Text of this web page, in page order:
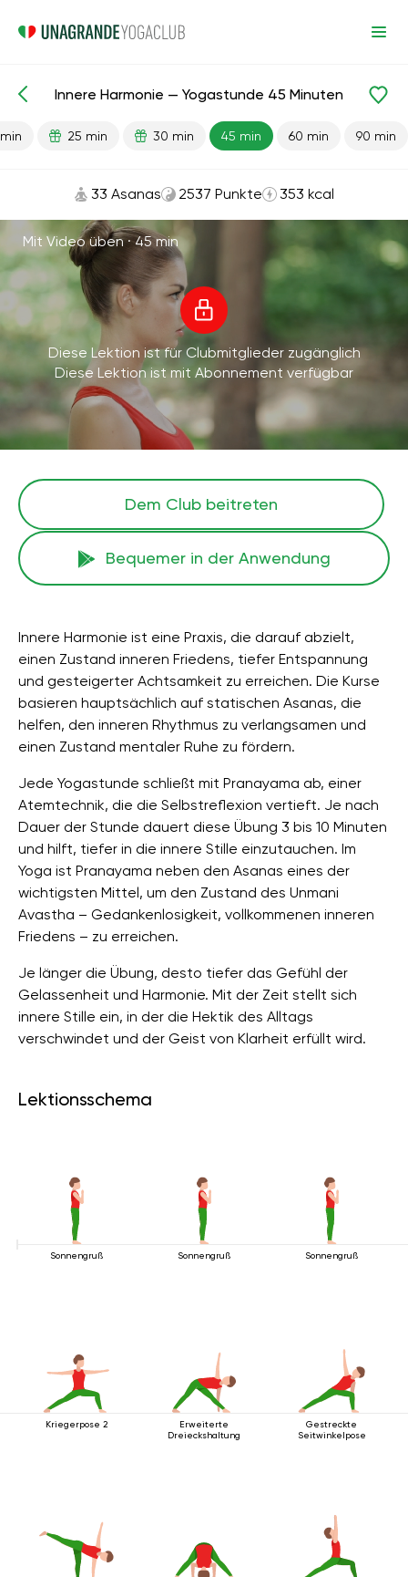
Fertige Lektionen Anti-Stress
Innere Harmonie — Yogastunde 45 Minuten
25 min 30 min 45 min 60 min 90 min
33 Asanas 2537 Punkte 353 kcal
Mit Video üben ·45 min
Diese Lektion ist für Clubmitglieder zugänglich
Diese Lektion ist mit Abonnement verfügbar
Dem Club beitreten
Bequemer in der Anwendung
Innere Harmonie ist eine Praxis, die darauf abzielt,
einen Zustand inneren Friedens, tiefer Entspannung
und gesteigerter Achtsamkeit zu erreichen. Die Kurse
basieren hauptsächlich auf statischen Asanas, die
helfen, den inneren Rhythmus zu verlangsamen und
einen Zustand mentaler Ruhe zu fördern.
Jede Yogastunde schließt mit Pranayama ab, einer
Atemtechnik, die die Selbstreflexion vertieft. Je nach
Dauer der Stunde dauert diese Übung 3 bis 10 Minuten
und hilft, tiefer in die innere Stille einzutauchen. Im
Yoga ist Pranayama neben den Asanas eines der
wichtigsten Mittel, um den Zustand des Unmani
Avastha – Gedankenlosigkeit, vollkommenen inneren
Friedens – zu erreichen.
Je länger die Übung, desto tiefer das Gefühl der
Gelassenheit und Harmonie. Mit der Zeit stellt sich
innere Stille ein, in der die Hektik des Alltags
verschwindet und der Geist von Klarheit erfüllt wird.
Lektionsschema
Sonnengruß Sonnengruß Sonnengruß
Kriegerpose 2
Erweiterte
Dreieckshaltung
Gestreckte
Seitwinkelpose